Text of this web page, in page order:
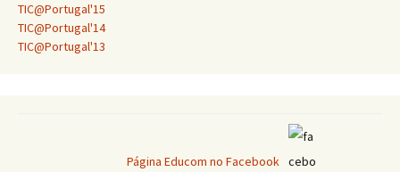
TIC@Portugal'15
TIC@Portugal'14
TIC@Portugal'13
Página Educom no Facebook